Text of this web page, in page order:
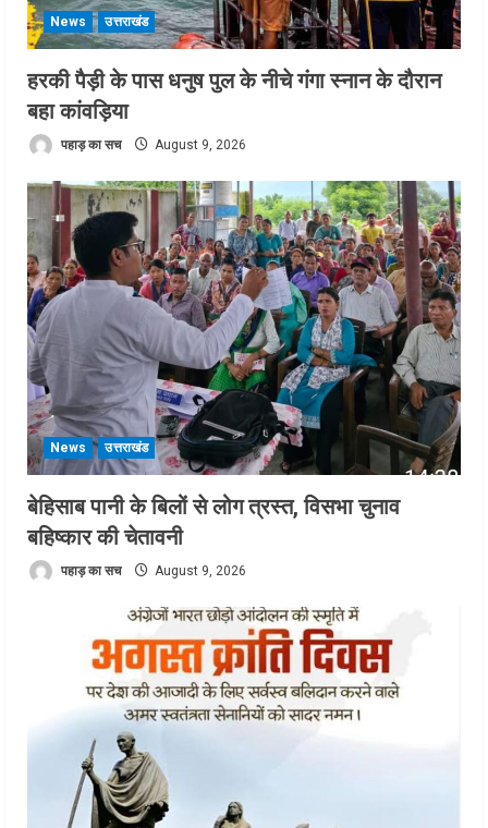
News उत्तराखंड
हरकी पैड़ी के पास धनुष पुल के नीचे गंगा स्नान के दौरान
बहा कांवड़िया
पहाड़ का सच August 9, 2026
News उत्तराखंड
बेहिसाब पानी के बिलों से लोग त्रस्त, विसभा चुनाव
बहिष्कार की चेतावनी
पहाड़ का सच August 9, 2026